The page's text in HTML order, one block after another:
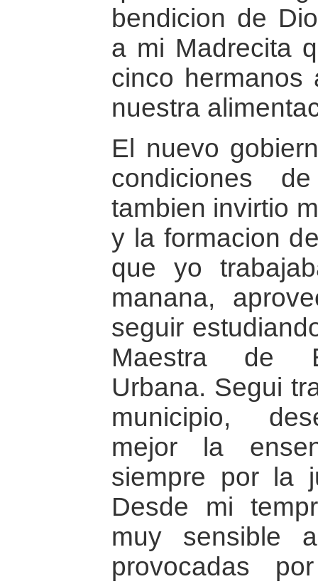
bendicion de
a mi Madrecita
cinco
nuestra
El nuevo
condiciones
tambien invirtio
y la formacion
que yo
manana,
seguir
Maestra de
Urbana. Segui
municipio,
mejor la
siempre por la
Desde mi
muy sensible
provocadas